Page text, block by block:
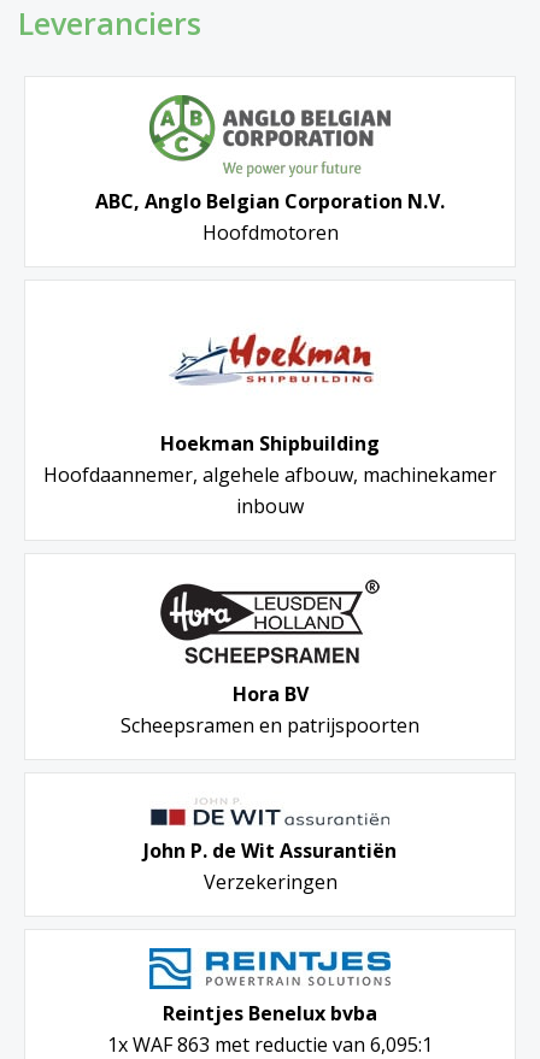
Leveranciers
ABC, Anglo Belgian Corporation N.V.
Hoofdmotoren
Hoekman Shipbuilding
Hoofdaannemer, algehele afbouw, machinekamer
inbouw
Hora BV
Scheepsramen en patrijspoorten
John P. de Wit Assurantiën
Verzekeringen
Reintjes Benelux bvba
1x WAF 863 met reductie van 6,095:1